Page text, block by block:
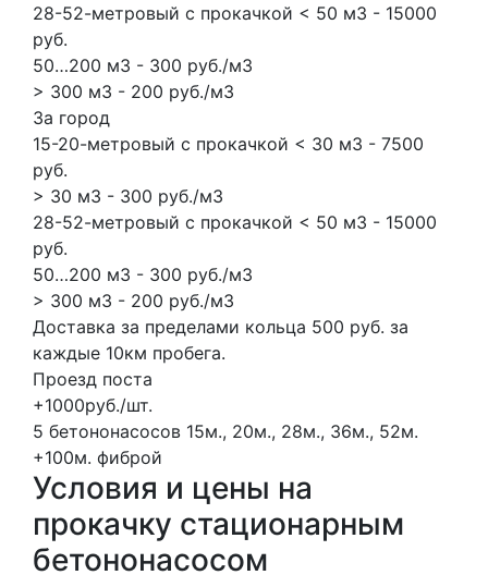
28-52-метровый с прокачкой < 50 м3 - 15000
руб.
50…200 м3 - 300 руб./м3
> 300 м3 - 200 руб./м3
За город
15-20-метровый с прокачкой < 30 м3 - 7500
руб.
> 30 м3 - 300 руб./м3
28-52-метровый с прокачкой < 50 м3 - 15000
руб.
50…200 м3 - 300 руб./м3
> 300 м3 - 200 руб./м3
Доставка за пределами кольца 500 руб. за
каждые 10км пробега.
Проезд поста
+1000руб./шт.
5 бетононасосов 15м., 20м., 28м., 36м., 52м.
+100м. фиброй
Условия и цены на
прокачку стационарным
бетононасосом